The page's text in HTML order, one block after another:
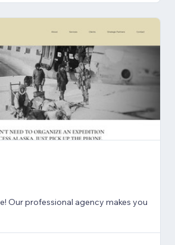
Our professional agency makes you